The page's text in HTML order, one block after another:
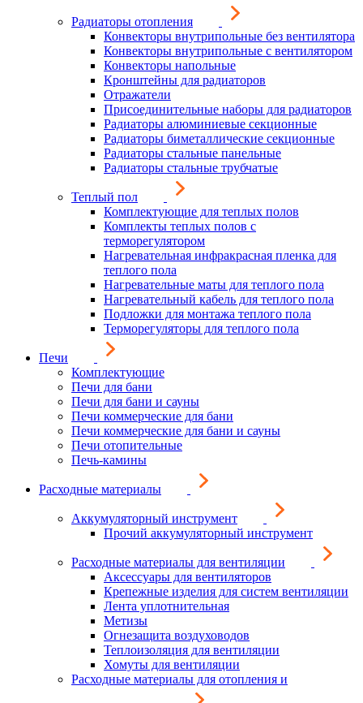
Радиаторы отопления
Конвекторы внутрипольные без вентилятора
Конвекторы внутрипольные с вентилятором
Конвекторы напольные
Кронштейны для радиаторов
Отражатели
Присоединительные наборы для радиаторов
Радиаторы алюминиевые секционные
Радиаторы биметаллические секционные
Радиаторы стальные панельные
Радиаторы стальные трубчатые
Теплый пол
Комплектующие для теплых полов
Комплекты теплых полов с
терморегулятором
Нагревательная инфракрасная пленка для
теплого пола
Нагревательные маты для теплого пола
Нагревательный кабель для теплого пола
Подложки для монтажа теплого пола
Терморегуляторы для теплого пола
Печи
Комплектующие
Печи для бани
Печи для бани и сауны
Печи коммерческие для бани
Печи коммерческие для бани и сауны
Печи отопительные
Печь-камины
Расходные материалы
Аккумуляторный инструмент
Прочий аккумуляторный инструмент
Расходные материалы для вентиляции
Аксессуары для вентиляторов
Крепежные изделия для систем вентиляции
Лента уплотнительная
Метизы
Огнезащита воздуховодов
Теплоизоляция для вентиляции
Хомуты для вентиляции
Расходные материалы для отопления и